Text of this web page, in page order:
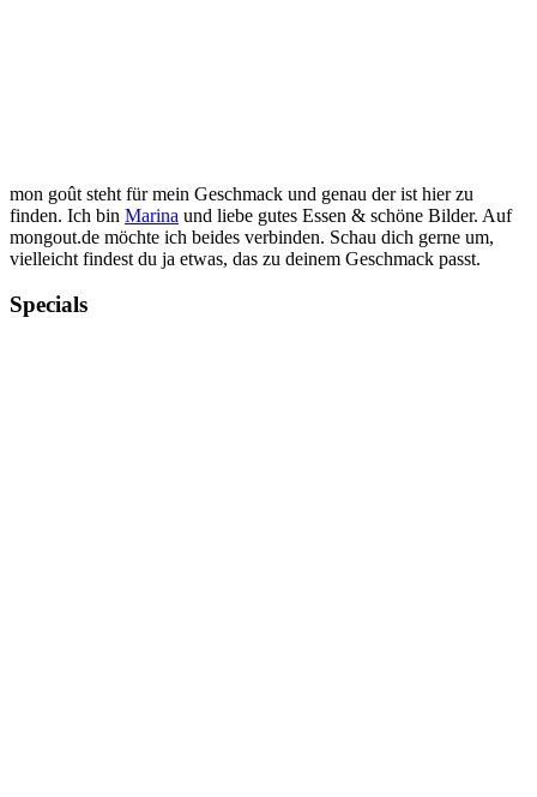
mon goût steht für mein Geschmack und genau der ist hier zu
finden. Ich bin Marina und liebe gutes Essen & schöne Bilder. Auf
mongout.de möchte ich beides verbinden. Schau dich gerne um,
vielleicht findest du ja etwas, das zu deinem Geschmack passt.
Specials